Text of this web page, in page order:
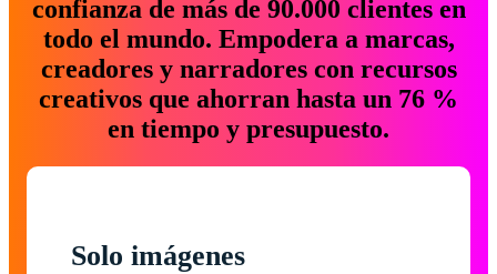
confianza de más de 90.000 clientes en
todo el mundo. Empodera a marcas,
creadores y narradores con recursos
creativos que ahorran hasta un 76 %
en tiempo y presupuesto.
Solo imágenes